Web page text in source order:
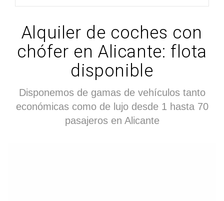
Alquiler de coches con
chófer en Alicante: flota
disponible
Disponemos de gamas de vehículos tanto
económicas como de lujo desde 1 hasta 70
pasajeros en Alicante